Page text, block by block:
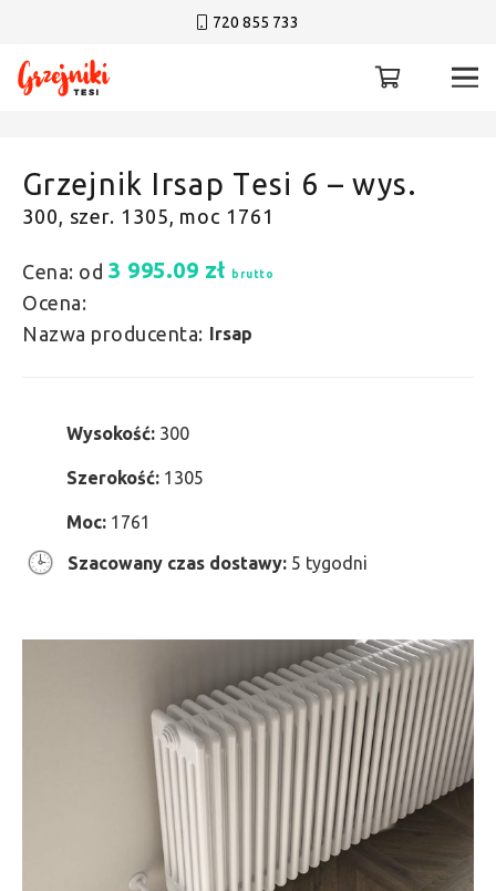
720 855 733
Grzejnik Irsap Tesi 6 – wys.
300, szer. 1305, moc 1761
Cena: od 3 995.09 zł brutto
Ocena:
Nazwa producenta: Irsap
Wysokość: 300
Szerokość: 1305
Moc: 1761
Szacowany czas dostawy: 5 tygodni